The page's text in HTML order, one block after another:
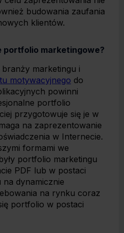
budowania zaufania
klientów.
marketingowe?
marketingu i
motywacyjnego do
powinni
portfolio
przygotowuje się je w
na zaprezentowanie
w Internecie.
formami we
portfolio marketingu
PDF lub w postaci
na dynamicznie
na rynku coraz
portfolio w postaci